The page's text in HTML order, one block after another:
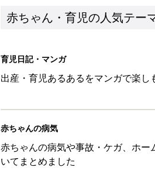
赤ちゃん・育児の人気テー
育児日記・マンガ
出産・育児あるあるをマンガで楽し
赤ちゃんの病気
赤ちゃんの病気や事故・ケガ、ホー
いてまとめました